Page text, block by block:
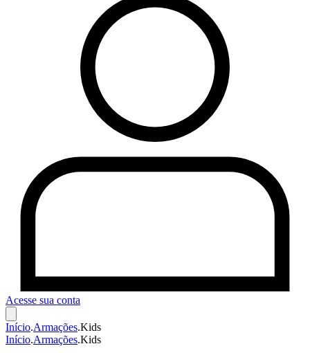
Acesse sua conta
Início.Armações.Kids
Início.Armações.Kids